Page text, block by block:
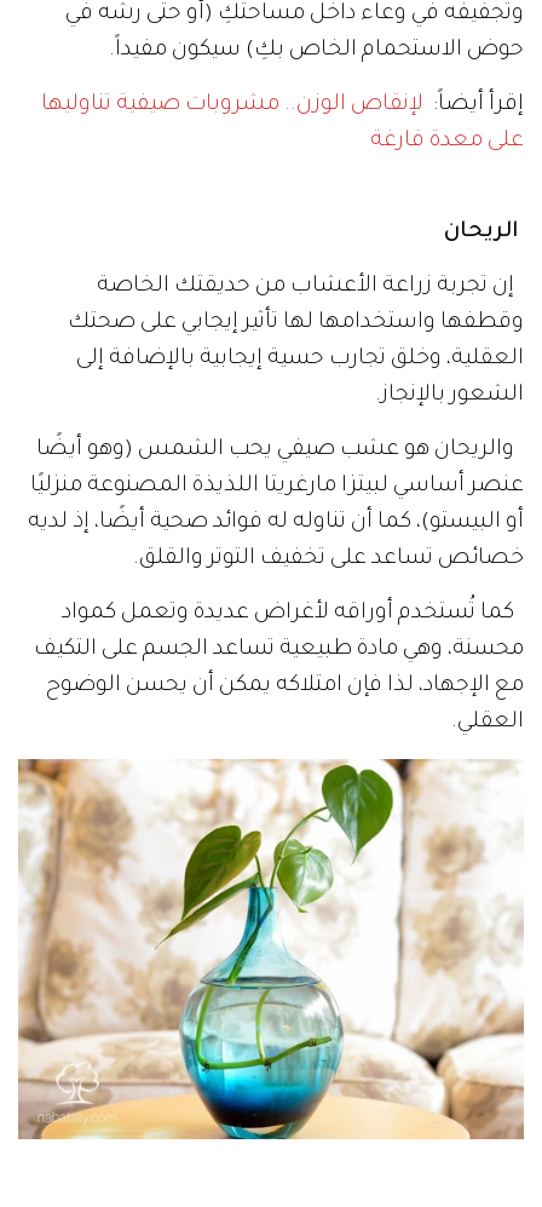
وتجفيفه في وعاء داخل مساحتكِ (أو حتى رشه في
حوض الاستحمام الخاص بكِ) سيكون مفيداً.
إقرأ أيضاً: لإنقاص الوزن.. مشروبات صيفية تناوليها
على معدة فارغة
الريحان
إن تجربة زراعة الأعشاب من حديقتك الخاصة
وقطفها واستخدامها لها تأثير إيجابي على صحتك
العقلية، وخلق تجارب حسية إيجابية بالإضافة إلى
الشعور بالإنجاز.
والريحان هو عشب صيفي يحب الشمس (وهو أيضًا
عنصر أساسي لبيتزا مارغريتا اللذيذة المصنوعة منزليًا
أو البيستو)، كما أن تناوله له فوائد صحية أيضًا، إذ لديه
خصائص تساعد على تخفيف التوتر والقلق.
كما تُستخدم أوراقه لأغراض عديدة وتعمل كمواد
محسنة، وهي مادة طبيعية تساعد الجسم على التكيف
مع الإجهاد، لذا فإن امتلاكه يمكن أن يحسن الوضوح
العقلي.